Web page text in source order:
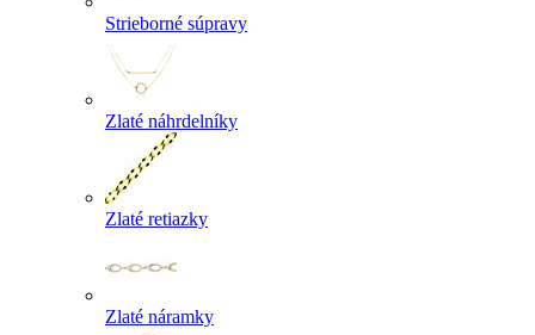
Strieborné súpravy
Zlaté náhrdelníky
Zlaté retiazky
Zlaté náramky